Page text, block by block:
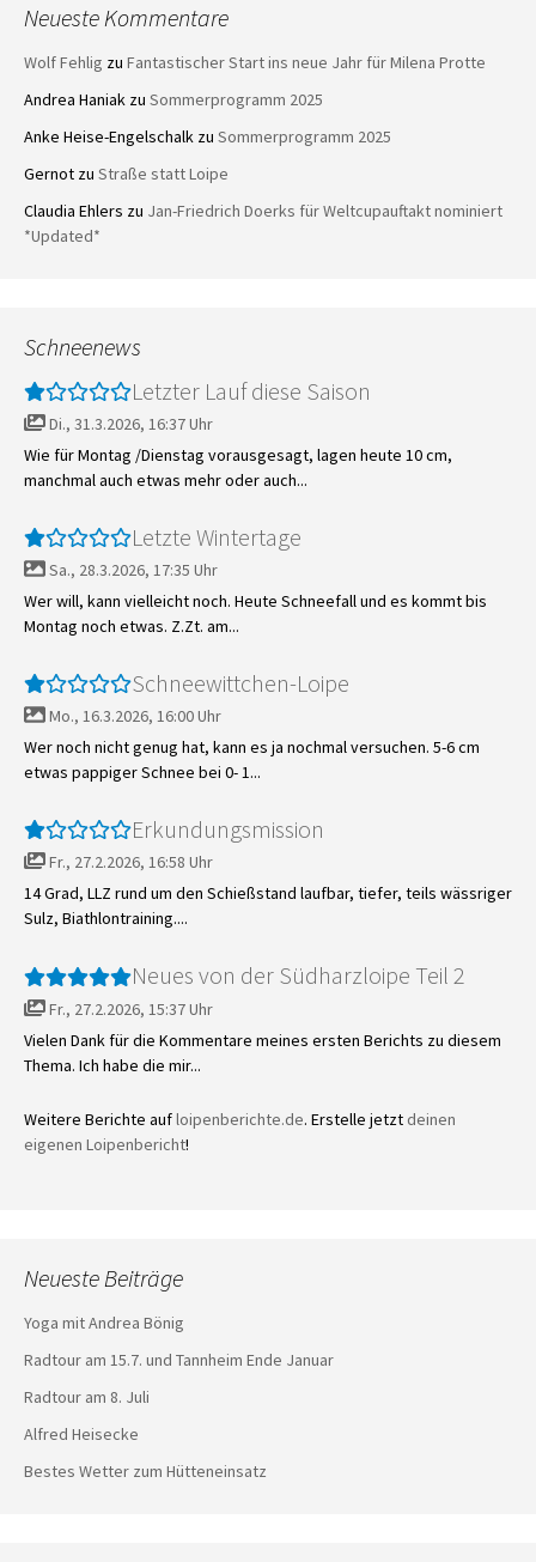
Neueste Kommentare
Wolf Fehlig zu Fantastischer Start ins neue Jahr für Milena Protte
Andrea Haniak zu Sommerprogramm 2025
Anke Heise-Engelschalk zu Sommerprogramm 2025
Gernot zu Straße statt Loipe
Claudia Ehlers zu Jan-Friedrich Doerks für Weltcupauftakt nominiert
*Updated*
Schneenews
Letzter Lauf diese Saison
Di., 31.3.2026, 16:37 Uhr
Wie für Montag /Dienstag vorausgesagt, lagen heute 10 cm,
manchmal auch etwas mehr oder auch...
Letzte Wintertage
Sa., 28.3.2026, 17:35 Uhr
Wer will, kann vielleicht noch. Heute Schneefall und es kommt bis
Montag noch etwas. Z.Zt. am...
Schneewittchen-Loipe
Mo., 16.3.2026, 16:00 Uhr
Wer noch nicht genug hat, kann es ja nochmal versuchen. 5-6 cm
etwas pappiger Schnee bei 0- 1...
Erkundungsmission
Fr., 27.2.2026, 16:58 Uhr
14 Grad, LLZ rund um den Schießstand laufbar, tiefer, teils wässriger
Sulz, Biathlontraining....
Neues von der Südharzloipe Teil 2
Fr., 27.2.2026, 15:37 Uhr
Vielen Dank für die Kommentare meines ersten Berichts zu diesem
Thema. Ich habe die mir...
Weitere Berichte aufloipenberichte.de. Erstelle jetzt deinen
eigenen Loipenbericht!
Neueste Beiträge
Yoga mit Andrea Bönig
Radtour am 15.7. und Tannheim Ende Januar
Radtour am 8. Juli
Alfred Heisecke
Bestes Wetter zum Hütteneinsatz